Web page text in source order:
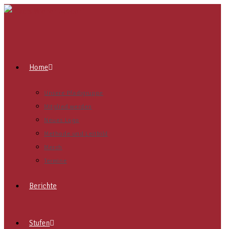
Home
Unsere Pfadigruppe
Mitglied werden
Neues Logo
Methode und Leitbild
Merch
Termine
Berichte
Stufen